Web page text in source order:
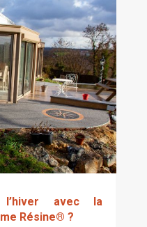
l’hiver avec la
Résine® ?